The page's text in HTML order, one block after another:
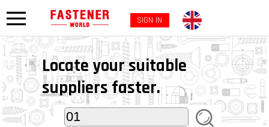
SIGN IN
Locate your suitable
suppliers faster.